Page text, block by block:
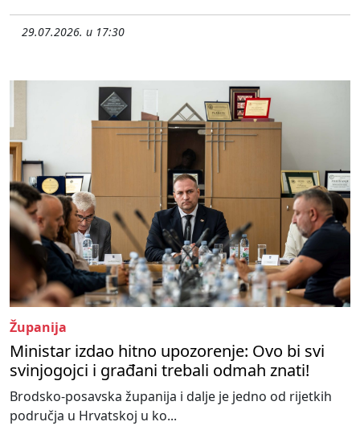
29.07.2026. u 17:30
Županija
Ministar izdao hitno upozorenje: Ovo bi svi
svinjogojci i građani trebali odmah znati!
Brodsko-posavska županija i dalje je jedno od rijetkih
područja u Hrvatskoj u ko...